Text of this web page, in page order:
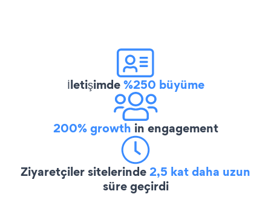
İletişimde%250 büyüme
200% growth in engagement
Ziyaretçiler sitelerinde2,5 kat daha uzun
süre geçirdi